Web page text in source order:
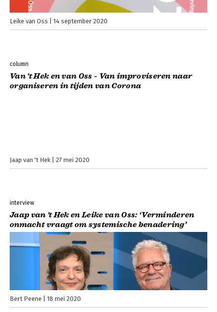
Leike van Oss 14 september 2020
column
Van 't Hek en van Oss - Van improviseren naar
organiseren in tijden van Corona
Jaap van 't Hek 27 mei 2020
interview
Jaap van 't Hek en Leike van Oss: ‘Verminderen
onmacht vraagt om systemische benadering’
Bert Peene 18 mei 2020